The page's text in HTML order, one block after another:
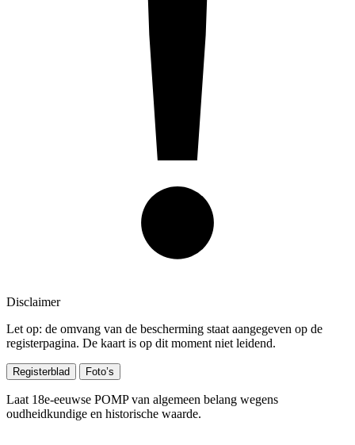
Disclaimer
Let op: de omvang van de bescherming staat aangegeven op de
registerpagina. De kaart is op dit moment niet leidend.
Registerblad Foto’s
Laat 18e-eeuwse POMP van algemeen belang wegens
oudheidkundige en historische waarde.